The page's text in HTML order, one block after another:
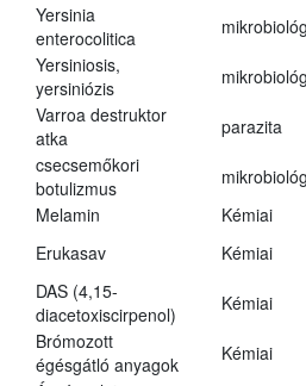
Yersinia
enterocolitica
Yersiniosis,
yersiniózis
Varroa destruktor
atka
parazita
csecsemőkori
botulizmus
Melamin
Kémiai
Erukasav
Kémiai
DAS (4,15-
diacetoxiscirpenol)
Kémiai
Brómozott
égésgátló anyagok
Kémiai